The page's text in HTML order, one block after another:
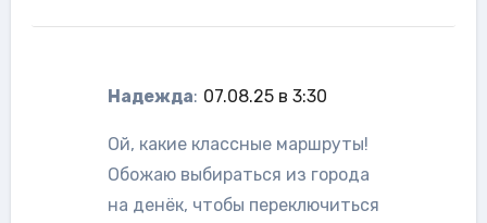
Надежда: 07.08.25 в 3:30
Ой, какие классные маршруты!
Обожаю выбираться из города
на денёк, чтобы переключиться